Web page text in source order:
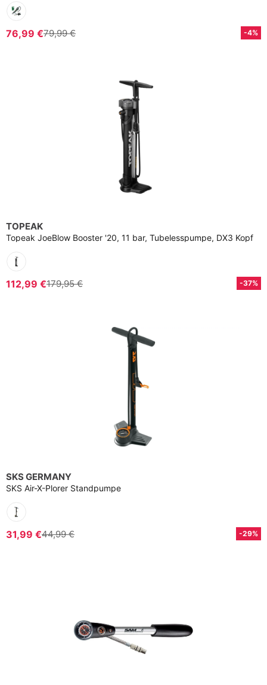
76,99 €79,99 € -4%
TOPEAK
Topeak JoeBlow Booster '20, 11 bar, Tubelesspumpe, DX3 Kopf
112,99 €179,95 € -37%
SKS GERMANY
SKS Air-X-Plorer Standpumpe
31,99 €44,99 € -29%